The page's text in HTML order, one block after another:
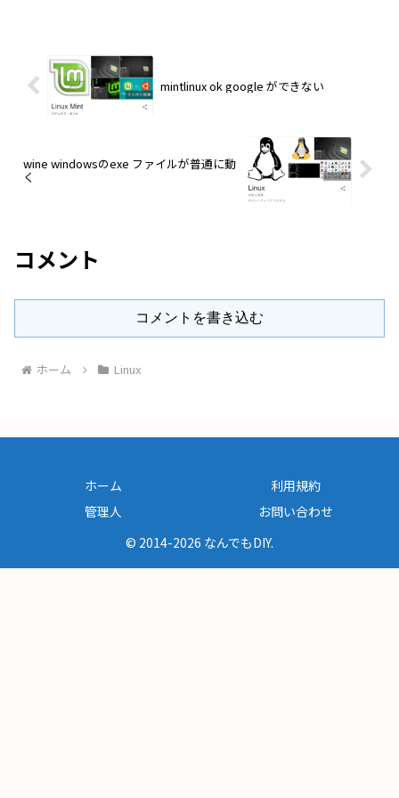
mintlinux ok google ができない
wine windowsのexe ファイルが普通に動
く
コメント
コメントを書き込む
ホーム Linux
ホーム
利用規約
管理人
お問い合わせ
© 2014-2026 なんでもDIY.